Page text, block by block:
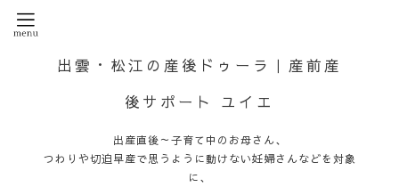
出雲・松江の産後ドゥーラ｜産前産
後サポート ユイエ
出産直後～子育て中のお母さん、
つわりや切迫早産で思うように動けない妊婦さんなどを対象
に、